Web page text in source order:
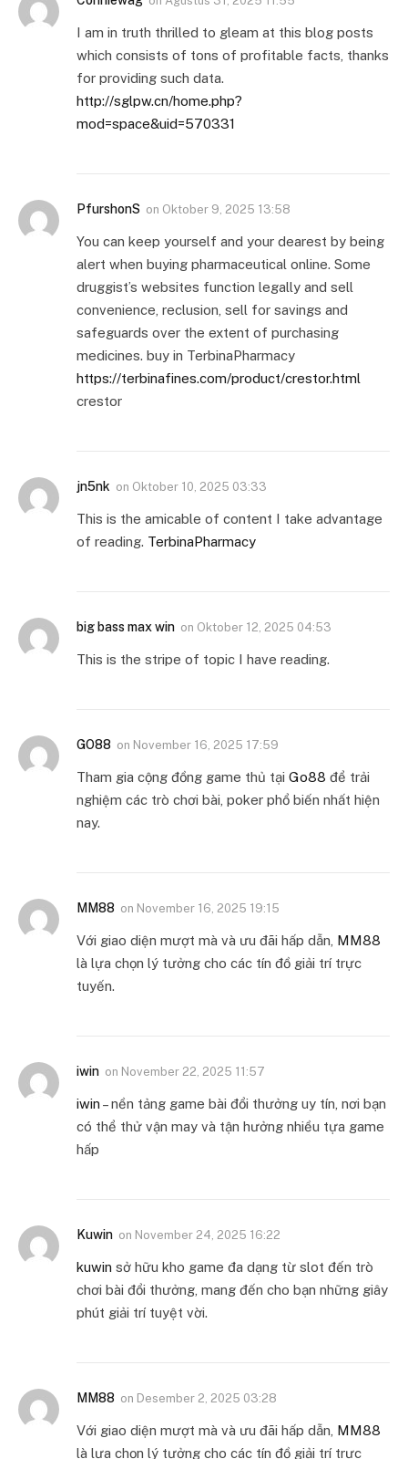
I am in truth thrilled to gleam at this blog posts
which consists of tons of profitable facts, thanks
for providing such data.
http://sglpw.cn/home.php?
mod=space&uid=570331
PfurshonS on Oktober 9, 2025 13:58
You can keep yourself and your dearest by being
alert when buying pharmaceutical online. Some
druggist’s websites function legally and sell
convenience, reclusion, sell for savings and
safeguards over the extent of purchasing
medicines. buy in TerbinaPharmacy
https://terbinafines.com/product/crestor.html
crestor
jn5nk on Oktober 10, 2025 03:33
This is the amicable of content I take advantage
of reading. TerbinaPharmacy
big bass max win on Oktober 12, 2025 04:53
This is the stripe of topic I have reading.
GO88 on November 16, 2025 17:59
Tham gia cộng đồng game thủ tại Go88 để trải
nghiệm các trò chơi bài, poker phổ biến nhất hiện
nay.
MM88 on November 16, 2025 19:15
Với giao diện mượt mà và ưu đãi hấp dẫn, MM88
là lựa chọn lý tưởng cho các tín đồ giải trí trực
tuyến.
iwin on November 22, 2025 11:57
iwin – nền tảng game bài đổi thưởng uy tín, nơi bạn
có thể thử vận may và tận hưởng nhiều tựa game
hấp
Kuwin on November 24, 2025 16:22
kuwin sở hữu kho game đa dạng từ slot đến trò
chơi bài đổi thưởng, mang đến cho bạn những giây
phút giải trí tuyệt vời.
MM88 on Desember 2, 2025 03:28
Với giao diện mượt mà và ưu đãi hấp dẫn, MM88
là lựa chọn lý tưởng cho các tín đồ giải trí trực